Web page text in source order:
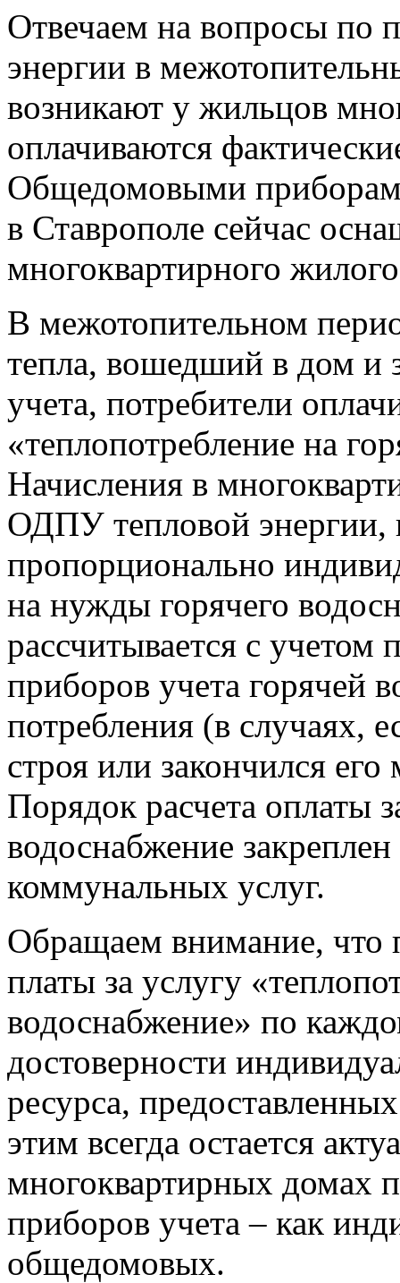
Отвечаем на вопросы по
энергии в
возникают у жильцов
оплачиваются
Общедомовыми
в Ставрополе сейчас
многоквартирного
В межотопительном
тепла, вошедший в дом и
учета, потребители
«теплопотребление на
Начисления в
ОДПУ тепловой энергии,
пропорционально
на нужды горячего
рассчитывается с
приборов учета горячей
потребления (в случаях,
строя или закончился
Порядок расчета оплаты
водоснабжение
коммунальных услуг.
Обращаем внимание, что
платы за услугу
водоснабжение» по
достоверности
ресурса,
этим всегда остается
многоквартирных домах
приборов учета – как
общедомовых.